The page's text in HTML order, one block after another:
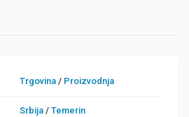
Trgovina / Proizvodnja
Srbija /Temerin